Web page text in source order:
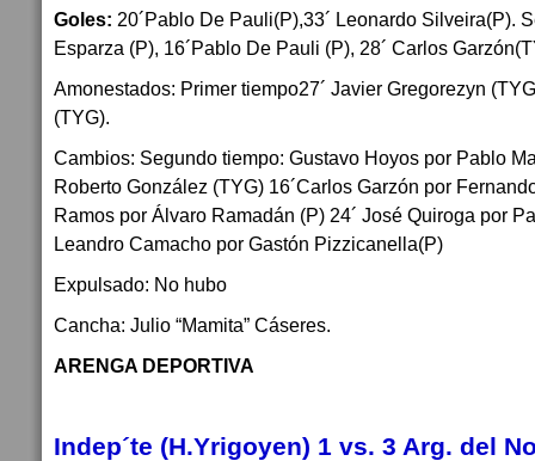
Goles: 20´Pablo De Pauli(P),33´ Leonardo Silveira(P).
Esparza (P), 16´Pablo De Pauli (P), 28´ Carlos
Amonestados: Primer tiempo27´ Javier Gregorezyn
(TYG).
Cambios: Segundo tiempo: Gustavo Hoyos por Pablo
Roberto González (TYG) 16´Carlos Garzón por
Ramos por Álvaro Ramadán (P) 24´ José Quiroga por
Leandro Camacho por Gastón Pizzicanella(P)
Expulsado: No hubo
Cancha: Julio “Mamita” Cáseres.
ARENGA DEPORTIVA
Indep´te (H.Yrigoyen) 1 vs. 3 Arg. del